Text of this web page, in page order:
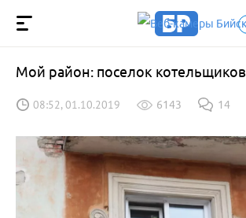
Мой район: поселок котельщиков
08:52, 01.10.2019 6143 14